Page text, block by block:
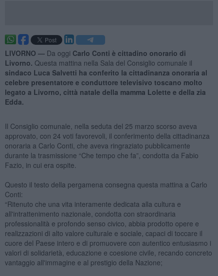
LIVORNO — Da oggi Carlo Conti è cittadino onorario di
Livorno. Questa mattina nella Sala del Consiglio comunale il
sindaco Luca Salvetti ha conferito la cittadinanza onoraria al
celebre presentatore e conduttore televisivo toscano molto
legato a Livorno, città natale della mamma Lolette e della zia
Edda.
Il Consiglio comunale, nella seduta del 25 marzo scorso aveva
approvato, con 24 voti favorevoli, il conferimento della cittadinanza
onoraria a Carlo Conti, che aveva ringraziato pubblicamente
durante la trasmissione “Che tempo che fa”, condotta da Fabio
Fazio, in cui era ospite.
Questo il testo della pergamena consegna questa mattina a Carlo
Conti:
“Ritenuto che una vita interamente dedicata alla cultura e
all'intrattenimento nazionale, condotta con straordinaria
professionalità e profondo senso civico, abbia prodotto opere e
realizzazioni di alto valore culturale e sociale, capaci di toccare il
cuore del Paese intero e di promuovere con autentico entusiasmo i
valori di solidarietà, educazione e coesione civile, recando concreto
vantaggio all'immagine e al prestigio della Nazione;